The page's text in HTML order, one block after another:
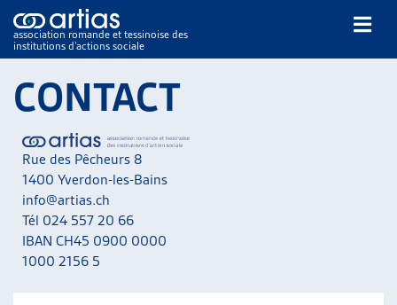
association romande et tessinoise des
institutions d’actions sociale
NOS PUBLICATIONS
ARTICLES
DOSSIERS DU MOIS
CONTACT
Rue des Pêcheurs 8
1400 Yverdon-les-Bains
info@artias.ch
Tél 024 557 20 66
IBAN CH45 0900 0000
1000 2156 5